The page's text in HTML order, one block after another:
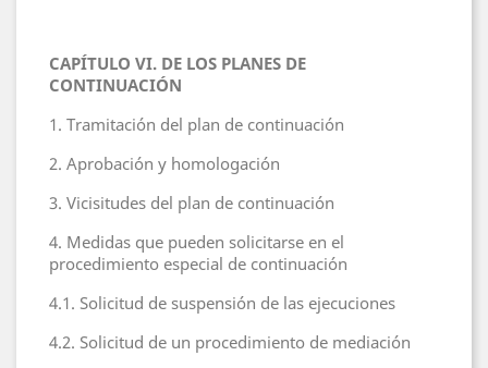
CAPÍTULO VI. DE LOS PLANES DE
CONTINUACIÓN
1. Tramitación del plan de continuación
2. Aprobación y homologación
3. Vicisitudes del plan de continuación
4. Medidas que pueden solicitarse en el
procedimiento especial de continuación
4.1. Solicitud de suspensión de las ejecuciones
4.2. Solicitud de un procedimiento de mediación